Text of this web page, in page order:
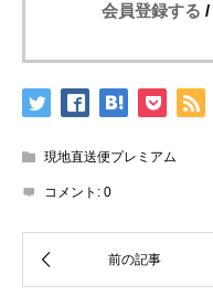
会員登録する /
現地直送便プレミアム
コメント: 0